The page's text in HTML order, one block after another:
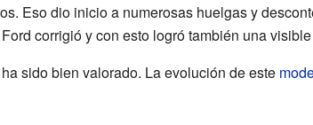
Eso dio inicio a numerosas huelgas y
corrigió y con esto logró también una
sido bien valorado. La evolución de este